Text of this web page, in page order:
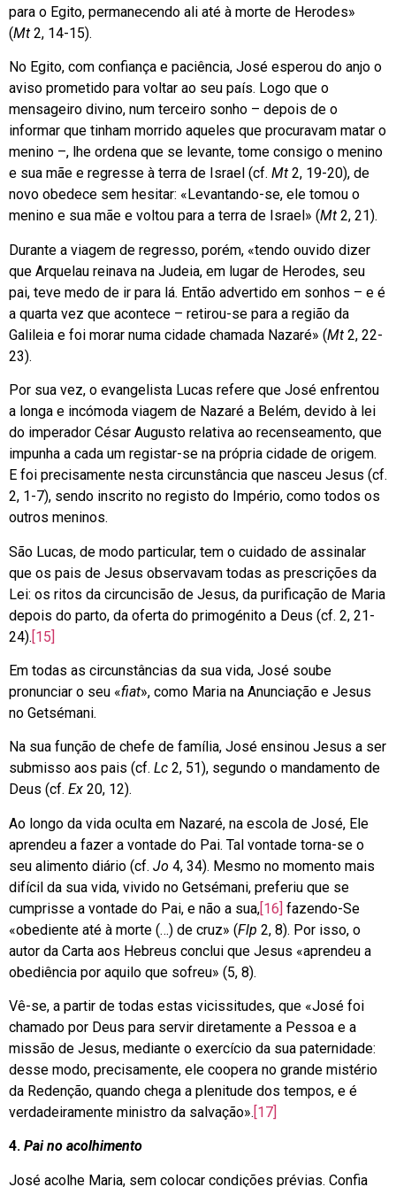
para o Egito, permanecendo ali até à morte de Herodes»
(Mt 2, 14-15).
No Egito, com confiança e paciência, José esperou do anjo o
aviso prometido para voltar ao seu país. Logo que o
mensageiro divino, num terceiro sonho – depois de o
informar que tinham morrido aqueles que procuravam matar o
menino –, lhe ordena que se levante, tome consigo o menino
e sua mãe e regresse à terra de Israel (cf. Mt 2, 19-20), de
novo obedece sem hesitar: «Levantando-se, ele tomou o
menino e sua mãe e voltou para a terra de Israel» (Mt 2, 21).
Durante a viagem de regresso, porém, «tendo ouvido dizer
que Arquelau reinava na Judeia, em lugar de Herodes, seu
pai, teve medo de ir para lá. Então advertido em sonhos – e é
a quarta vez que acontece – retirou-se para a região da
Galileia e foi morar numa cidade chamada Nazaré» (Mt 2, 22-
23).
Por sua vez, o evangelista Lucas refere que José enfrentou
a longa e incómoda viagem de Nazaré a Belém, devido à lei
do imperador César Augusto relativa ao recenseamento, que
impunha a cada um registar-se na própria cidade de origem.
E foi precisamente nesta circunstância que nasceu Jesus (cf.
2, 1-7), sendo inscrito no registo do Império, como todos os
outros meninos.
São Lucas, de modo particular, tem o cuidado de assinalar
que os pais de Jesus observavam todas as prescrições da
Lei: os ritos da circuncisão de Jesus, da purificação de Maria
depois do parto, da oferta do primogénito a Deus (cf. 2, 21-
24).[15]
Em todas as circunstâncias da sua vida, José soube
pronunciar o seu «fiat», como Maria na Anunciação e Jesus
no Getsémani.
Na sua função de chefe de família, José ensinou Jesus a ser
submisso aos pais (cf. Lc 2, 51), segundo o mandamento de
Deus (cf. Ex 20, 12).
Ao longo da vida oculta em Nazaré, na escola de José, Ele
aprendeu a fazer a vontade do Pai. Tal vontade torna-se o
seu alimento diário (cf. Jo 4, 34). Mesmo no momento mais
difícil da sua vida, vivido no Getsémani, preferiu que se
cumprisse a vontade do Pai, e não a sua,[16] fazendo-Se
«obediente até à morte (…) de cruz» (Flp 2, 8). Por isso, o
autor da Carta aos Hebreus conclui que Jesus «aprendeu a
obediência por aquilo que sofreu» (5, 8).
Vê-se, a partir de todas estas vicissitudes, que «José foi
chamado por Deus para servir diretamente a Pessoa e a
missão de Jesus, mediante o exercício da sua paternidade:
desse modo, precisamente, ele coopera no grande mistério
da Redenção, quando chega a plenitude dos tempos, e é
verdadeiramente ministro da salvação».[17]
4. Pai no acolhimento
José acolhe Maria, sem colocar condições prévias. Confia